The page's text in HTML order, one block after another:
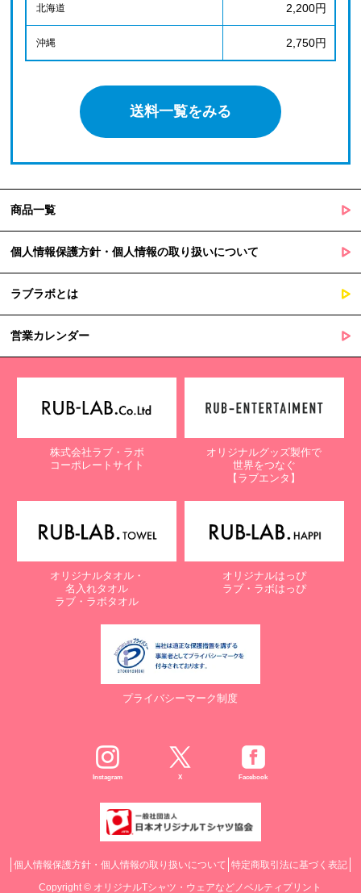
北海道 2,200円
沖縄 2,750円
送料一覧をみる
商品一覧
個人情報保護方針・個人情報の取り扱いについて
ラブラボとは
営業カレンダー
株式会社ラブ・ラボ
コーポレートサイト
オリジナルグッズ製作で
世界をつなぐ
【ラブエンタ】
オリジナルタオル・
名入れタオル
ラブ・ラボタオル
オリジナルはっぴ
ラブ・ラボはっぴ
プライバシーマーク制度
Instagram X Facebook
個人情報保護方針・個人情報の取り扱いについて 特定商取引法に基づく表記
Copyright © オリジナルTシャツ・ウェアなどノベルティプリント